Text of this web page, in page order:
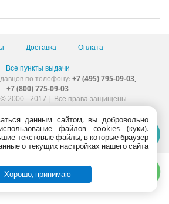
Доставка Оплата
Все пункты выдачи
по телефону: +7 (495) 795-09-03,
+7 (800) 775-09-03
© 2000 - 2017 | Все права защищены
данным сайтом, вы добровольно
файлов cookies (куки).
текстовые файлы, в которые браузер
о текущих настройках нашего сайта
Хорошо, принимаю